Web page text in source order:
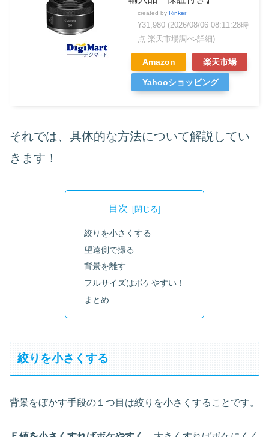
created by Rinker
¥31,980 (2026/08/06 08:11:28時
点 楽天市場調べ-詳細)
Amazon 楽天市場
Yahooショッピング
それでは、具体的な方法について解説してい
きます！
目次
絞りを小さくする
望遠側で撮る
背景を離す
フルサイズはボケやすい！
まとめ
絞りを小さくする
背景をぼかす手段の１つ目は絞りを小さくすることです。